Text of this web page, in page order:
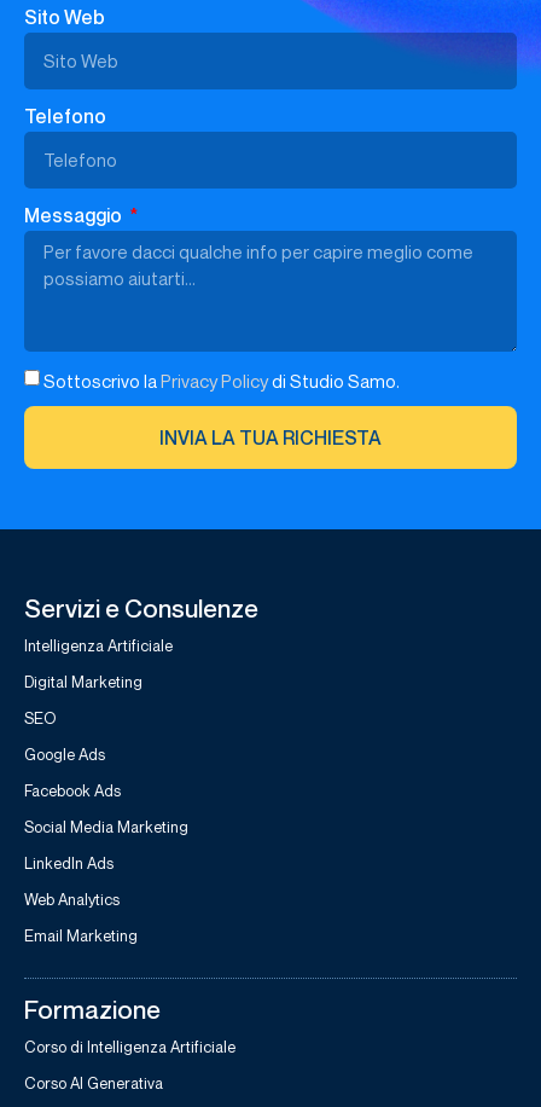
Sito Web
Telefono
Messaggio
Sottoscrivo laPrivacy Policydi Studio Samo.
INVIA LA TUA RICHIESTA
Servizi e Consulenze
Intelligenza Artificiale
Digital Marketing
SEO
Google Ads
Facebook Ads
Social Media Marketing
LinkedIn Ads
Web Analytics
Email Marketing
Formazione
Corso di Intelligenza Artificiale
Corso AI Generativa